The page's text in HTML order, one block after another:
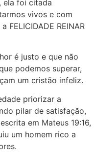
ela foi citada
vivos e com
FELICIDADE REINAR
é justo e que não
podemos superar,
um cristão infeliz.
priorizar a
pilar de satisfação,
em Mateus 19:16,
um homem rico a